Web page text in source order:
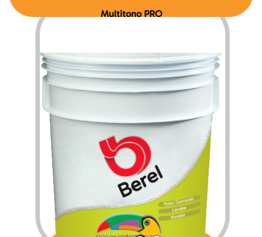
Multitono PRO
$116.76–$1,511.16